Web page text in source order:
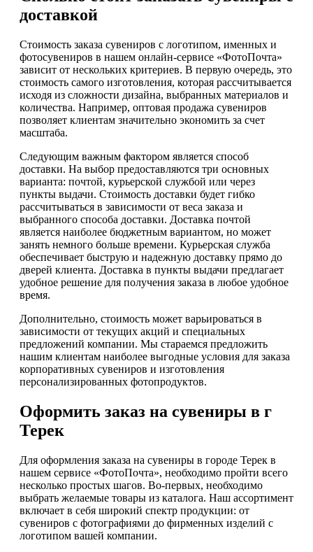
доставкой
Стоимость заказа сувениров с логотипом, именных и
фотосувениров в нашем онлайн-сервисе «ФотоПочта»
зависит от нескольких критериев. В первую очередь, это
стоимость самого изготовления, которая рассчитывается
исходя из сложности дизайна, выбранных материалов и
количества. Например, оптовая продажа сувениров
позволяет клиентам значительно экономить за счет
масштаба.
Следующим важным фактором является способ
доставки. На выбор предоставляются три основных
варианта: почтой, курьерской службой или через
пункты выдачи. Стоимость доставки будет гибко
рассчитываться в зависимости от веса заказа и
выбранного способа доставки. Доставка почтой
является наиболее бюджетным вариантом, но может
занять немного больше времени. Курьерская служба
обеспечивает быструю и надежную доставку прямо до
дверей клиента. Доставка в пункты выдачи предлагает
удобное решение для получения заказа в любое удобное
время.
Дополнительно, стоимость может варьироваться в
зависимости от текущих акций и специальных
предложений компании. Мы стараемся предложить
нашим клиентам наиболее выгодные условия для заказа
корпоративных сувениров и изготовления
персонализированных фотопродуктов.
Оформить заказ на сувениры в г
Терек
Для оформления заказа на сувениры в городе Терек в
нашем сервисе «ФотоПочта», необходимо пройти всего
несколько простых шагов. Во-первых, необходимо
выбрать желаемые товары из каталога. Наш ассортимент
включает в себя широкий спектр продукции: от
сувениров с фотографиями до фирменных изделий с
логотипом вашей компании.